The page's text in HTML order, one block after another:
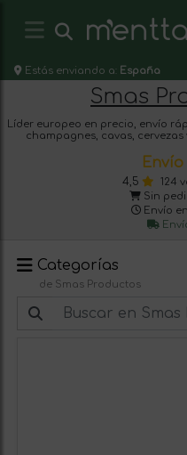
Estás enviando a: España
Smas
Líder europeo en precio, envío
champagnes, cavas,
4,5
124
Sin
Envío
Categorías
de Smas Productos